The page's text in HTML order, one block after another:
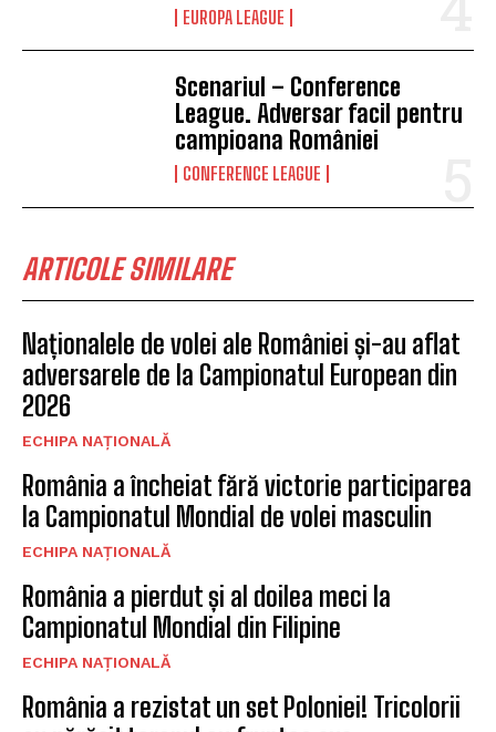
EUROPA LEAGUE
Scenariul – Conference
League. Adversar facil pentru
campioana României
CONFERENCE LEAGUE
ARTICOLE SIMILARE
Naționalele de volei ale României și-au aflat
adversarele de la Campionatul European din
2026
ECHIPA NAȚIONALĂ
România a încheiat fără victorie participarea
la Campionatul Mondial de volei masculin
ECHIPA NAȚIONALĂ
România a pierdut și al doilea meci la
Campionatul Mondial din Filipine
ECHIPA NAȚIONALĂ
România a rezistat un set Poloniei! Tricolorii